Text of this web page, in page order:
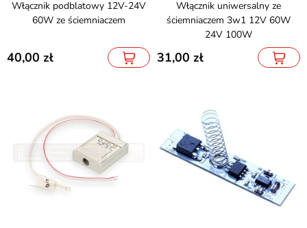
Włącznik podblatowy 12V-24V
60W ze ściemniaczem
40,00
Włącznik uniwersalny ze
ściemniaczem 3w1 12V 60W
24V 100W
31,00